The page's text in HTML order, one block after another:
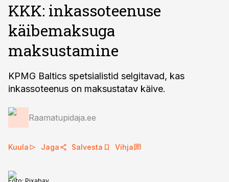
KKK: inkassoteenuse
käibemaksuga
maksustamine
KPMG Baltics spetsialistid selgitavad, kas
inkassoteenus on maksustatav käive.
Raamatupidaja.ee
Kuula Jaga Salvesta Vihja